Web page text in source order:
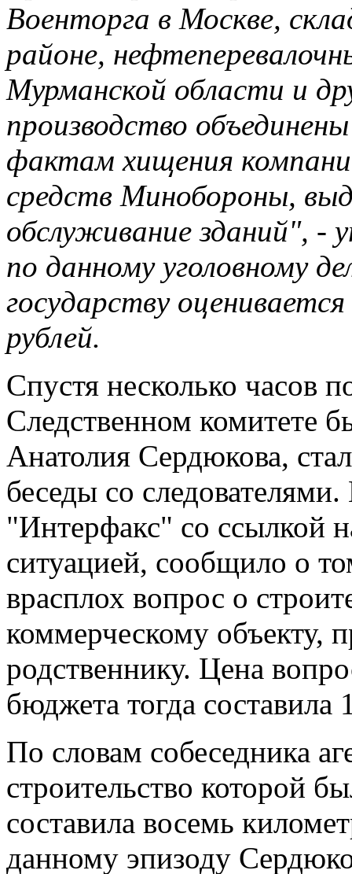
Военторга в Москве,
районе,
Мурманской области и
производство
фактам хищения
средств Минобороны,
обслуживание зданий", -
по данному уголовному
государству
рублей.
Спустя несколько часов
Следственном комитете
Анатолия Сердюкова,
беседы со
"Интерфакс" со ссылкой
ситуацией, сообщило о
врасплох вопрос о
коммерческому объекту,
родственнику. Цена
бюджета тогда составила
По словам собеседника
строительство которой
составила восемь
данному эпизоду